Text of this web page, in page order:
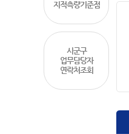
지적측량기준점
시군구
업무담당자
연락처조회